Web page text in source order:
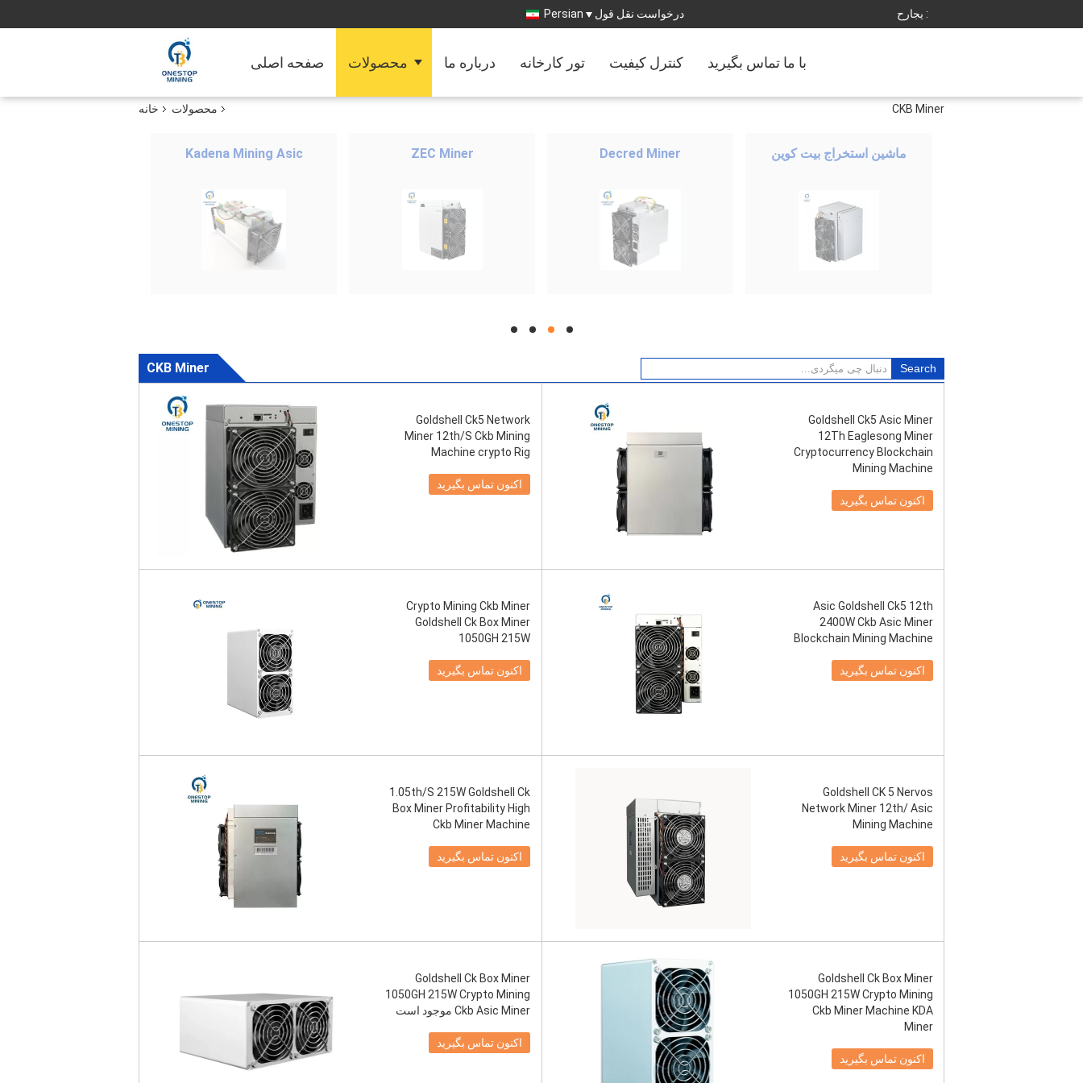
حراجی : درخواست نقل قول Persian
صفحه اصلی محصولات درباره ما تور کارخانه کنترل کیفیت با ما تماس بگیرید
خانه محصولات CKB Miner
ماشین استخراج بیت کوین Decred Miner
ZEC Miner
Kadena Mining Asic
hd
hd
hd
hd
CKB Miner
Goldshell Ck5 Network
Miner 12th/S Ckb Mining
Machine crypto Rig
اکنون تماس بگیرید
Goldshell Ck5 Asic Miner
12Th Eaglesong Miner
Cryptocurrency Blockchain
Mining Machine
اکنون تماس بگیرید
Crypto Mining Ckb Miner
Goldshell Ck Box Miner
1050GH 215W
اکنون تماس بگیرید
Asic Goldshell Ck5 12th
2400W Ckb Asic Miner
Blockchain Mining Machine
اکنون تماس بگیرید
1.05th/S 215W Goldshell Ck
Box Miner Profitability High
Ckb Miner Machine
اکنون تماس بگیرید
Goldshell CK 5 Nervos
Network Miner 12th/ Asic
Mining Machine
اکنون تماس بگیرید
Goldshell Ck Box Miner
1050GH 215W Crypto Mining
Ckb Asic Miner موجود است
اکنون تماس بگیرید
Goldshell Ck Box Miner
1050GH 215W Crypto Mining
Ckb Miner Machine KDA
Miner
اکنون تماس بگیرید